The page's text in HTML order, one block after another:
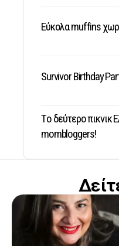
Εύκολα muffins
Survivor Birthday
Tο δεύτερο πικνικ
mombloggers!